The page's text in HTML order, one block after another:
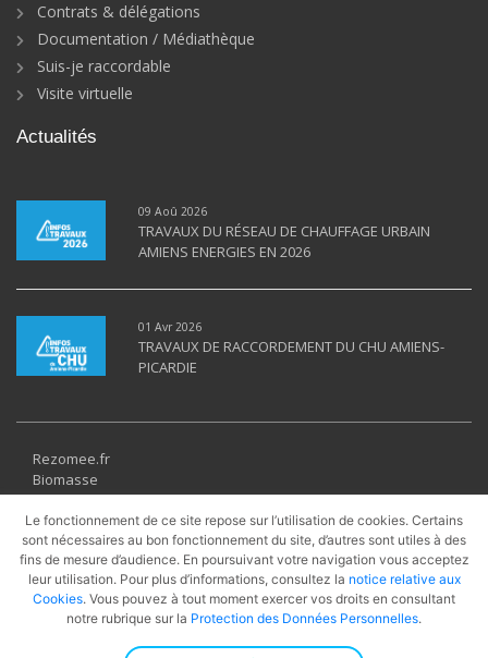
Contrats & délégations
Documentation / Médiathèque
Suis-je raccordable
Visite virtuelle
Actualités
09 Aoû 2026
TRAVAUX DU RÉSEAU DE CHAUFFAGE URBAIN
AMIENS ENERGIES EN 2026
01 Avr 2026
TRAVAUX DE RACCORDEMENT DU CHU AMIENS-
PICARDIE
Rezomee.fr
Biomasse
Géothermie
Solaire thermique
Récupération
UVE
PAC
Cogénération
Gaz Naturel
Le fonctionnement de ce site repose sur l’utilisation de cookies. Certains
sont nécessaires au bon fonctionnement du site, d’autres sont utiles à des
fins de mesure d’audience. En poursuivant votre navigation vous acceptez
leur utilisation. Pour plus d’informations, consultez la notice relative aux
Cookies. Vous pouvez à tout moment exercer vos droits en consultant
notre rubrique sur la Protection des Données Personnelles.